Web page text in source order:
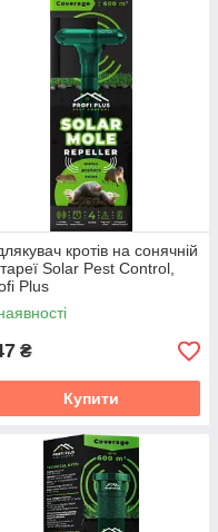
кротів на сонячній
Solar Pest Control,
Plus
₴
Купити